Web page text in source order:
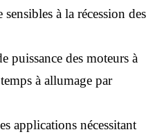
à la récession des
puissance des moteurs à
à allumage par
applications nécessitant